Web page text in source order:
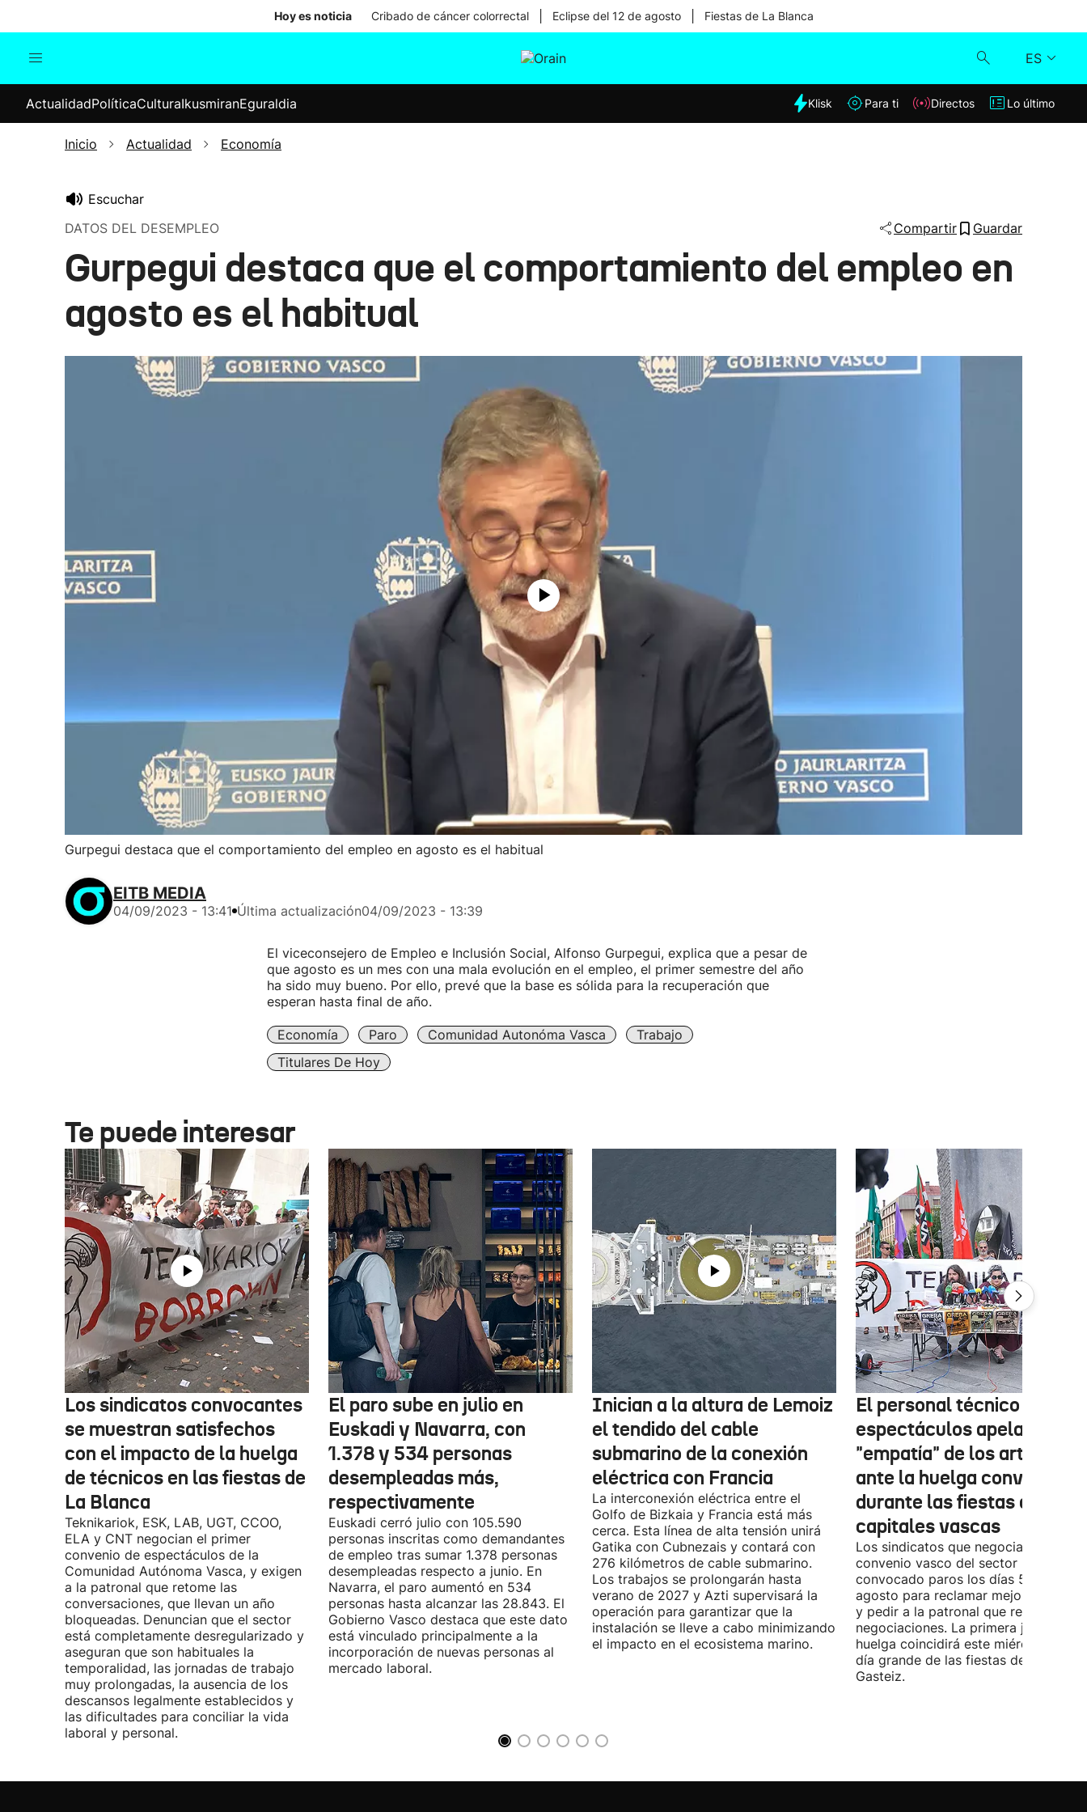
Hoy es noticia Cribado de cáncer colorrectal Eclipse del 12 de agosto Fiestas de La Blanca
ES
Internacional
Elecciones
Klisk
Lo último
ActualidadPolíticaCulturaIkusmiranEguraldia Klisk Para ti Directos Lo último
Inicio Actualidad Economía
Escuchar
DATOS DEL DESEMPLEO
Compartir Guardar
Gurpegui destaca que el comportamiento del empleo en
agosto es el habitual
Gurpegui destaca que el comportamiento del empleo en agosto es el habitual
EITB MEDIA
04/09/2023 - 13:41 Última actualización04/09/2023 - 13:39
El viceconsejero de Empleo e Inclusión Social, Alfonso Gurpegui, explica que a pesar de
que agosto es un mes con una mala evolución en el empleo, el primer semestre del año
ha sido muy bueno. Por ello, prevé que la base es sólida para la recuperación que
esperan hasta final de año.
Economía Paro Comunidad Autonóma Vasca
Trabajo
Titulares De Hoy
Te puede interesar
Los sindicatos convocantes
se muestran satisfechos
con el impacto de la huelga
de técnicos en las fiestas de
La Blanca
Teknikariok, ESK, LAB, UGT, CCOO,
ELA y CNT negocian el primer
convenio de espectáculos de la
Comunidad Autónoma Vasca, y exigen
a la patronal que retome las
conversaciones, que llevan un año
bloqueadas. Denuncian que el sector
está completamente desregularizado y
aseguran que son habituales la
temporalidad, las jornadas de trabajo
muy prolongadas, la ausencia de los
descansos legalmente establecidos y
las dificultades para conciliar la vida
laboral y personal.
El paro sube en julio en
Euskadi y Navarra, con
1.378 y 534 personas
desempleadas más,
respectivamente
Euskadi cerró julio con 105.590
personas inscritas como demandantes
de empleo tras sumar 1.378 personas
desempleadas respecto a junio. En
Navarra, el paro aumentó en 534
personas hasta alcanzar las 28.843. El
Gobierno Vasco destaca que este dato
está vinculado principalmente a la
incorporación de nuevas personas al
mercado laboral.
Inician a la altura de Lemoiz
el tendido del cable
submarino de la conexión
eléctrica con Francia
La interconexión eléctrica entre el
Golfo de Bizkaia y Francia está más
cerca. Esta línea de alta tensión unirá
Gatika con Cubnezais y contará con
276 kilómetros de cable submarino.
Los trabajos se prolongarán hasta
verano de 2027 y Azti supervisará la
operación para garantizar que la
instalación se lleve a cabo minimizando
el impacto en el ecosistema marino.
El personal técnico de
espectáculos apela a la
"empatía" de los artistas
ante la huelga convocada
durante las fiestas de las
capitales vascas
Los sindicatos que negocian el
convenio vasco del sector han
convocado paros los días 5, 14 y 26
agosto para reclamar mejoras
y pedir a la patronal que retome las
negociaciones. La primera jornada de
huelga coincidirá este miércoles con
día grande de las fiestas de Vitoria-
Gasteiz.